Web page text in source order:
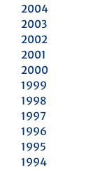
2004
2003
2002
2001
2000
1999
1998
1997
1996
1995
1994